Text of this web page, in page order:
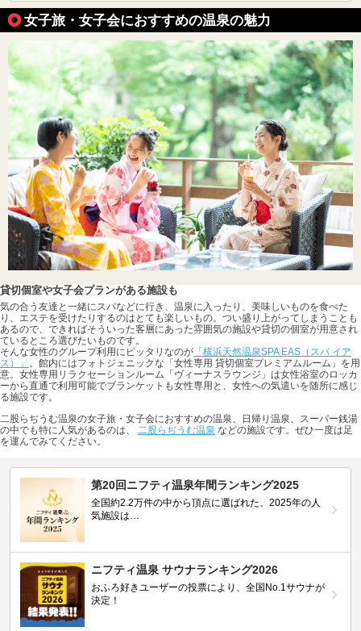
女子旅・女子会におすすめの温泉の魅力
貸切個室や女子会プランがある施設も
気の合う友達と一緒にスパなどに行き、温泉に入ったり、美味しいものを食べた
り、エステを受けたりするのはとても楽しいもの。つい盛り上がってしまうことも
あるので、できればそういった客層にあった雰囲気の施設や貸切の個室が用意され
ているところ選びたいものです。
そんな女性のグループ利用にピッタリなのが 「横浜天然温泉SPA EAS（スパ イア
ス）」 。館内にはフォトジェニックな「女性専用 貸切個室プレミアムルーム」を用
意。女性専用リラクセーションルーム「ヴィーナスラウンジ」は女性浴室のロッカ
ーから直通で利用可能でブランケットも女性専用と、女性への気遣いを随所に感じ
る施設です。
二股らぢうむ温泉の女子旅・女子会におすすめの温泉、日帰り温泉、スーパー銭湯
の中でも特に人気があるのは、 二股らぢうむ温泉 などの施設です。ぜひ一度は足
を運んでみてください。
第20回ニフティ温泉年間ランキング2025
全国約2.2万件の中から頂点に選ばれた、2025年の人
気施設は…
ニフティ温泉 サウナランキング2026
おふろ好きユーザーの投票により、全国No.1サウナが
決定！